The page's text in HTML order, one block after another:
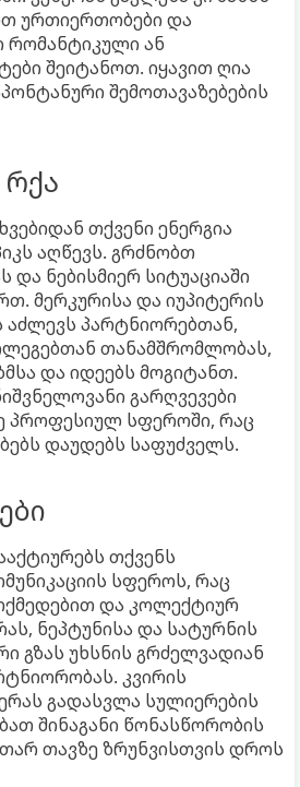
ურთიერთობები და
ან
შეიტანოთ. იყავით ღია
შემოთავაზებების
რქა
თქვენი ენერგია
აღწევს. გრძნობთ
ნებისმიერ სიტუაციაში
მერკურისა და იუპიტერის
პარტნიორებთან,
თანამშრომლობას,
და იდეებს მოგიტანთ.
გარღვევები
პროფესიულ სფეროში, რაც
დაუდებს საფუძველს.
თქვენს
სფეროს, რაც
და კოლექტიურ
ნეპტუნისა და სატურნის
გზას უხსნის გრძელვადიან
კვირის
გადასვლა სულიერების
შინაგანი წონასწორობის
თავზე ზრუნვისთვის დროს